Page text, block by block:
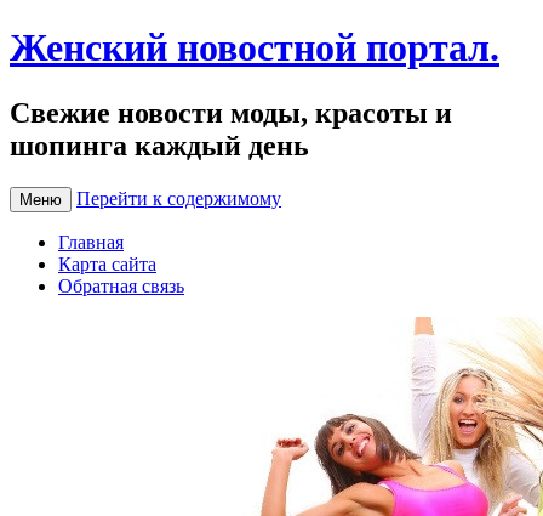
Женский новостной портал.
Свежие новости моды, красоты и
шопинга каждый день
Меню Перейти к содержимому
Главная
Карта сайта
Обратная связь